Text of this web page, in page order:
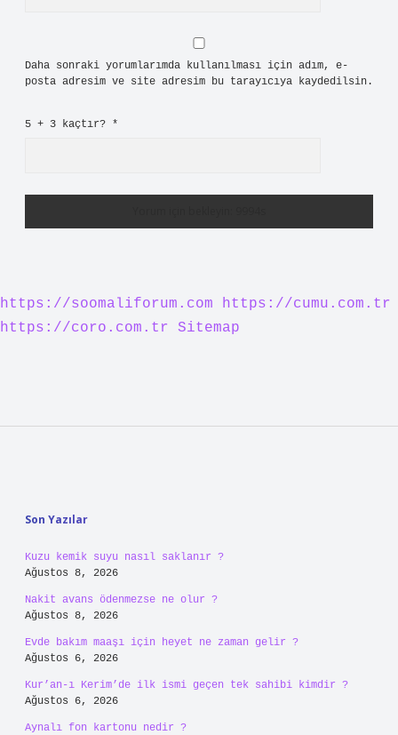
Daha sonraki yorumlarımda kullanılması için adım, e-
posta adresim ve site adresim bu tarayıcıya kaydedilsin.
5 + 3 kaçtır? *
https://soomaliforum.com
https://cumu.com.tr
https://coro.com.tr
Sitemap
Son Yazılar
Kuzu kemik suyu nasıl saklanır ?
Ağustos 8, 2026
Nakit avans ödenmezse ne olur ?
Ağustos 8, 2026
Evde bakım maaşı için heyet ne zaman gelir ?
Ağustos 6, 2026
Kur’an-ı Kerim’de ilk ismi geçen tek sahibi kimdir ?
Ağustos 6, 2026
Aynalı fon kartonu nedir ?